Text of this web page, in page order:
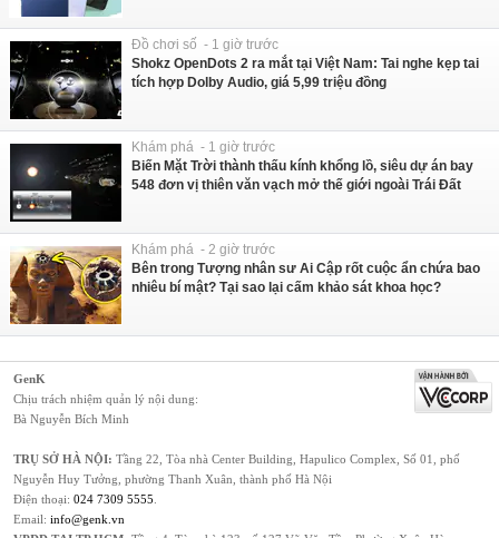
Đồ chơi số - 1 giờ trước
Shokz OpenDots 2 ra mắt tại Việt Nam: Tai nghe kẹp tai
tích hợp Dolby Audio, giá 5,99 triệu đồng
Khám phá - 1 giờ trước
Biến Mặt Trời thành thấu kính khổng lồ, siêu dự án bay
548 đơn vị thiên văn vạch mở thế giới ngoài Trái Đất
Khám phá - 2 giờ trước
Bên trong Tượng nhân sư Ai Cập rốt cuộc ẩn chứa bao
nhiêu bí mật? Tại sao lại cấm khảo sát khoa học?
GenK
Chịu trách nhiệm quản lý nội dung:
Bà Nguyễn Bích Minh
TRỤ SỞ HÀ NỘI: Tầng 22, Tòa nhà Center Building, Hapulico Complex, Số 01, phố
Nguyễn Huy Tưởng, phường Thanh Xuân, thành phố Hà Nội
Điện thoại: 024 7309 5555
Email: info@genk.vn